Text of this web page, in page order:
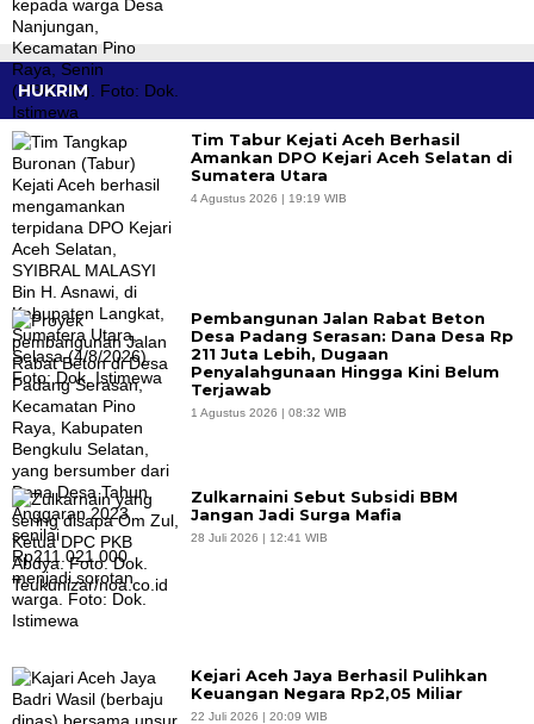
HUKRIM
Tim Tabur Kejati Aceh Berhasil
Amankan DPO Kejari Aceh Selatan di
Sumatera Utara
4 Agustus 2026 | 19:19 WIB
Pembangunan Jalan Rabat Beton
Desa Padang Serasan: Dana Desa Rp
211 Juta Lebih, Dugaan
Penyalahgunaan Hingga Kini Belum
Terjawab
1 Agustus 2026 | 08:32 WIB
Zulkarnaini Sebut Subsidi BBM
Jangan Jadi Surga Mafia
28 Juli 2026 | 12:41 WIB
Kejari Aceh Jaya Berhasil Pulihkan
Keuangan Negara Rp2,05 Miliar
22 Juli 2026 | 20:09 WIB